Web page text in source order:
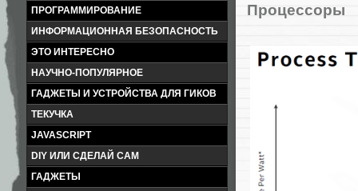
ПРОГРАММИРОВАНИЕ
ИНФОРМАЦИОННАЯ БЕЗОПАСНОСТЬ
ЭТО ИНТЕРЕСНО
НАУЧНО-ПОПУЛЯРНОЕ
ГАДЖЕТЫ И УСТРОЙСТВА ДЛЯ ГИКОВ
ТЕКУЧКА
JAVASCRIPT
DIY ИЛИ СДЕЛАЙ САМ
ГАДЖЕТЫ
Процессоры